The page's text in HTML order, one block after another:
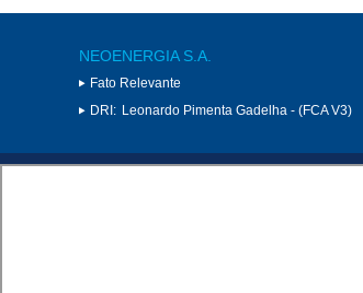
NEOENERGIA S.A.
Fato Relevante
DRI: Leonardo Pimenta Gadelha - (FCA V3)